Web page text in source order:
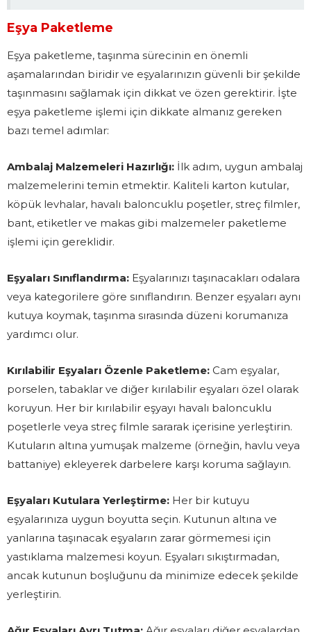
Eşya Paketleme
Eşya paketleme, taşınma sürecinin en önemli
aşamalarından biridir ve eşyalarınızın güvenli bir şekilde
taşınmasını sağlamak için dikkat ve özen gerektirir. İşte
eşya paketleme işlemi için dikkate almanız gereken
bazı temel adımlar:
Ambalaj Malzemeleri Hazırlığı: İlk adım, uygun ambalaj
malzemelerini temin etmektir. Kaliteli karton kutular,
köpük levhalar, havalı baloncuklu poşetler, streç filmler,
bant, etiketler ve makas gibi malzemeler paketleme
işlemi için gereklidir.
Eşyaları Sınıflandırma: Eşyalarınızı taşınacakları odalara
veya kategorilere göre sınıflandırın. Benzer eşyaları aynı
kutuya koymak, taşınma sırasında düzeni korumanıza
yardımcı olur.
Kırılabilir Eşyaları Özenle Paketleme: Cam eşyalar,
porselen, tabaklar ve diğer kırılabilir eşyaları özel olarak
koruyun. Her bir kırılabilir eşyayı havalı baloncuklu
poşetlerle veya streç filmle sararak içerisine yerleştirin.
Kutuların altına yumuşak malzeme (örneğin, havlu veya
battaniye) ekleyerek darbelere karşı koruma sağlayın.
Eşyaları Kutulara Yerleştirme: Her bir kutuyu
eşyalarınıza uygun boyutta seçin. Kutunun altına ve
yanlarına taşınacak eşyaların zarar görmemesi için
yastıklama malzemesi koyun. Eşyaları sıkıştırmadan,
ancak kutunun boşluğunu da minimize edecek şekilde
yerleştirin.